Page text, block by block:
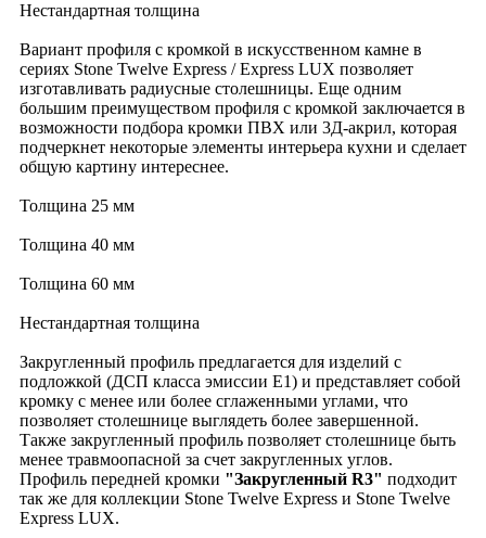
Нестандартная толщина
Вариант профиля с кромкой в искусственном камне в
сериях Stone Twelve Express /Express LUX позволяет
изготавливать радиусные столешницы. Еще одним
большим преимуществом профиля с кромкой заключается в
возможности подбора кромки ПВХ или 3Д-акрил, которая
подчеркнет некоторые элементы интерьера кухни и сделает
общую картину интереснее.
Толщина 25 мм
Толщина 40 мм
Толщина 60 мм
Нестандартная толщина
Закругленный профиль предлагается для изделий с
подложкой (ДСП класса эмиссии Е1) и представляет собой
кромку с менее или более сглаженными углами, что
позволяет столешнице выглядеть более завершенной.
Также закругленный профиль позволяет столешнице быть
менее травмоопасной за счет закругленных углов.
Профиль передней кромки "Закругленный R3" подходит
так же для коллекции Stone Twelve Express и Stone Twelve
Express LUX.